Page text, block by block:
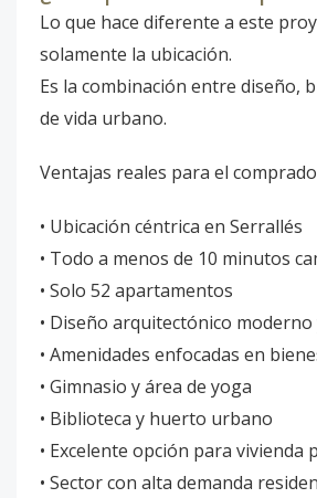
Lo que hace diferente a este
solamente la ubicación.
Es la combinación entre diseño,
de vida urbano.
Ventajas reales para el
• Ubicación céntrica en Serrallés
• Todo a menos de 10 minutos
• Solo 52 apartamentos
• Diseño arquitectónico
• Amenidades enfocadas en
• Gimnasio y área de yoga
• Biblioteca y huerto urbano
• Excelente opción para vivienda
• Sector con alta demanda